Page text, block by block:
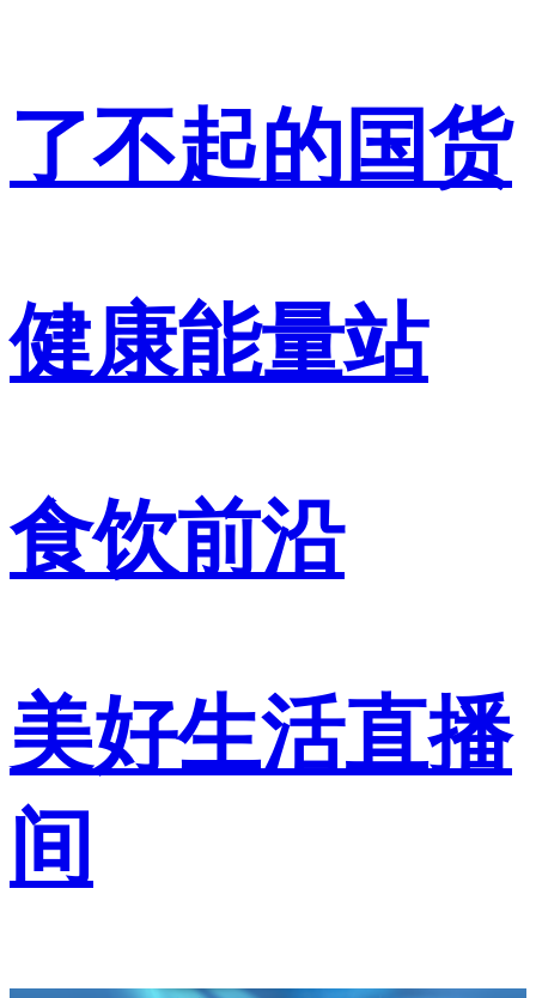
了不起的国货
健康能量站
食饮前沿
美好生活直播
间